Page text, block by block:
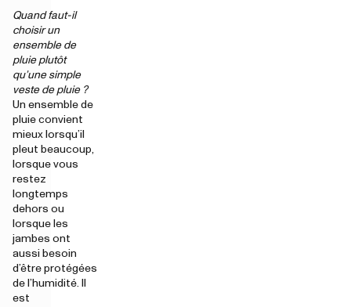
Quand faut-il
choisir un
ensemble de
pluie plutôt
qu’une simple
veste de pluie ?
Un ensemble de
pluie convient
mieux lorsqu’il
pleut beaucoup,
lorsque vous
restez
longtemps
dehors ou
lorsque les
jambes ont
aussi besoin
d’être protégées
de l’humidité. Il
est